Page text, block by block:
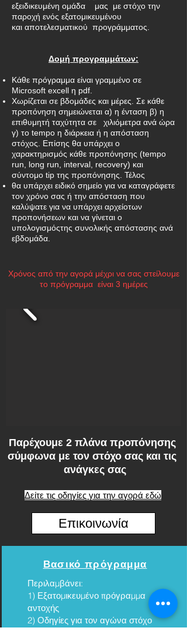
εξειδικευμένη ομάδα μας με στόχο την
παροχή ενός εξατομικευμένου
και αποτελεσματικού προγράμματος.
Δομή προγραμμάτων:
Κάθε πρόγραμμα είναι γραμμένο σε
Microsoft excell η pdf.
Χωρίζεται σε βδομάδες και μέρες. Σε κάθε
προπόνηση σημειώνεται α) η ένταση β) η
επιθυμητή ταχύτητα σε
χιλιόμετρα ανά ώρα
γ) το tempo η διάρκεια ή η απόσταση
στόχος. Επίσης θα υπάρχει ο
χαρακτηρισμός κάθε προπόνησης (tempo
run, long run, interval, recovery) και
σύντομο tip της προπόνησης. Τέλος
θα υπάρχει ειδικό σημείο για να καταγράφετε
τον χρόνο σας ή την απόσταση που
καλύψατε για να υπάρχει αρχείοτων
προπονήσεων και να γίνεται ο
υπολογισμόςτης συνολικής απόστασης ανά
εβδομάδα.
Xρόνος από την αγορά μέχρι να σας στείλουμε
το πρόγραμμα είναι 3 ημέρες
Παρέχουμε 2 πλάνα προπόνησης
σύμφωνα με τον στόχο σας και τις
ανάγκες σας
Δείτε τις οδηγίες για την αγορά εδώ
Επικοινωνία
Bασικό πρόγραμμα
Περιλαμβάνει:
1) Εξατομικευμένο πρόγραμμα
αντοχής
2) Οδηγίες για τον αγώνα στόχο